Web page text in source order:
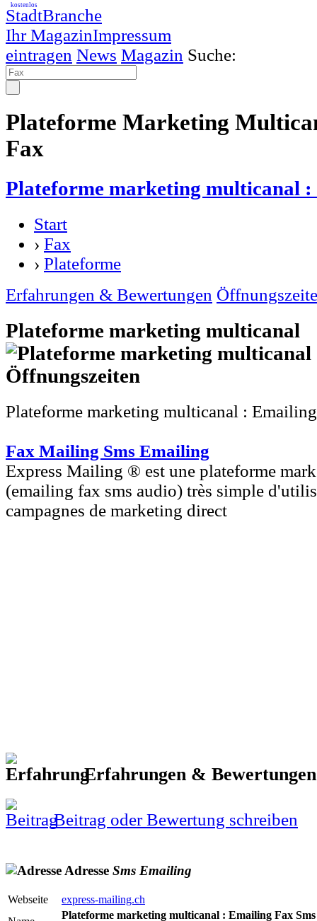
StadtBranche
Ihr MagazinImpressum
kostenlos
eintragen News Magazin Suche:
Plateforme Marketing
Fax
Plateforme marketing multicanal :
Start
› Fax
› Plateforme
Erfahrungen & Bewertungen
Plateforme marketing multicanal
Plateforme marketing multicanal :
Fax Mailing Sms Emailing
Express Mailing ® est une plateforme
(emailing fax sms audio) très simple
campagnes de marketing direct
Erfahrungen &
Beitrag oder Bewertung schreiben
Adresse Sms Emailing
Webseite
express-mailing.ch
Plateforme marketing multicanal : Emailing Fax Sms